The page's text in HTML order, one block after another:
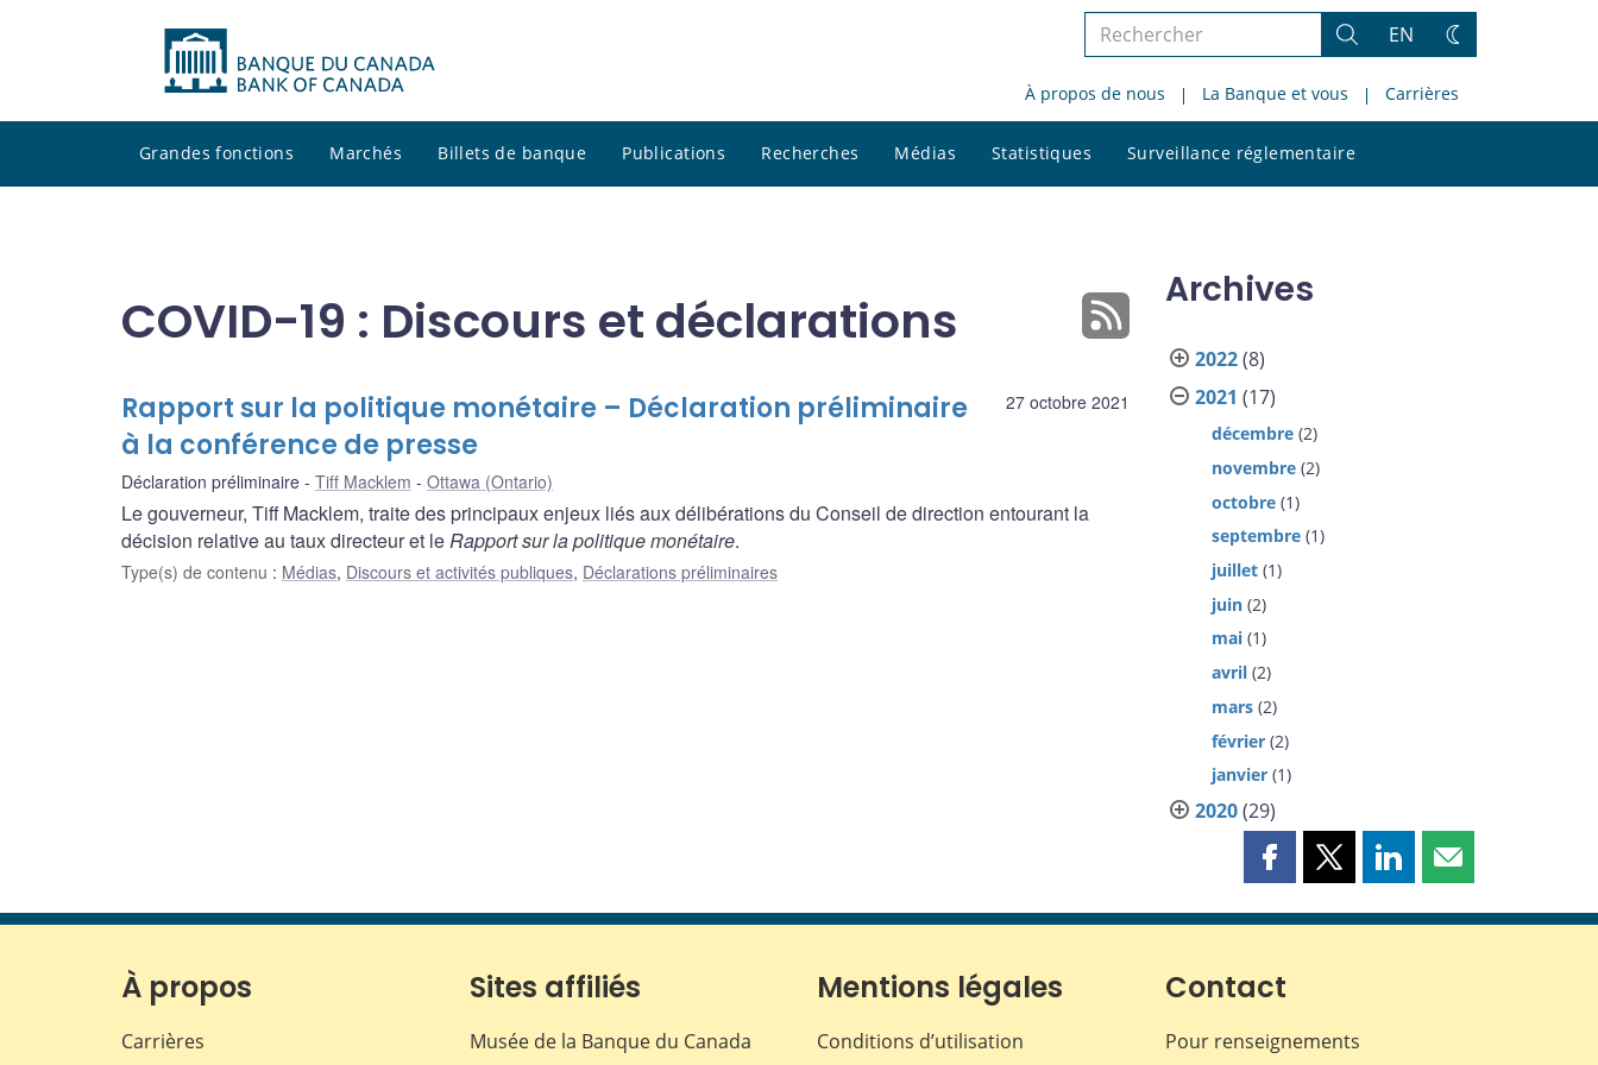
Rechercher
le
site
Rechercher
EN
Changez
thème
À propos de nous La Banque et vous Carrières
Grandes fonctions Marchés Billets de banque Publications Recherches Médias Statistiques Surveillance réglementaire
le
COVID-19 : Discours et déclarations
27 octobre 2021
Rapport sur la politique monétaire – Déclaration préliminaire
à la conférence de presse
Déclaration préliminaire Tiff Macklem Ottawa (Ontario)
Le gouverneur, Tiff Macklem, traite des principaux enjeux liés aux délibérations du Conseil de direction entourant la
décision relative au taux directeur et leRapport sur la politique monétaire.
Type(s) de contenu : Médias, Discours et activités publiques, Déclarations préliminaires
Archives
2022(8)
2021 (17)
décembre (2)
novembre (2)
octobre (1)
septembre (1)
juillet (1)
juin (2)
mai (1)
avril (2)
mars (2)
février (2)
janvier (1)
2020(29)
Partager
page
Facebook
Partager
page
Partager
page
Partager
page
À propos
Carrières
Sites affiliés
Musée de la Banque du Canada
Mentions légales
Conditions d’utilisation
Contact
Pour renseignements